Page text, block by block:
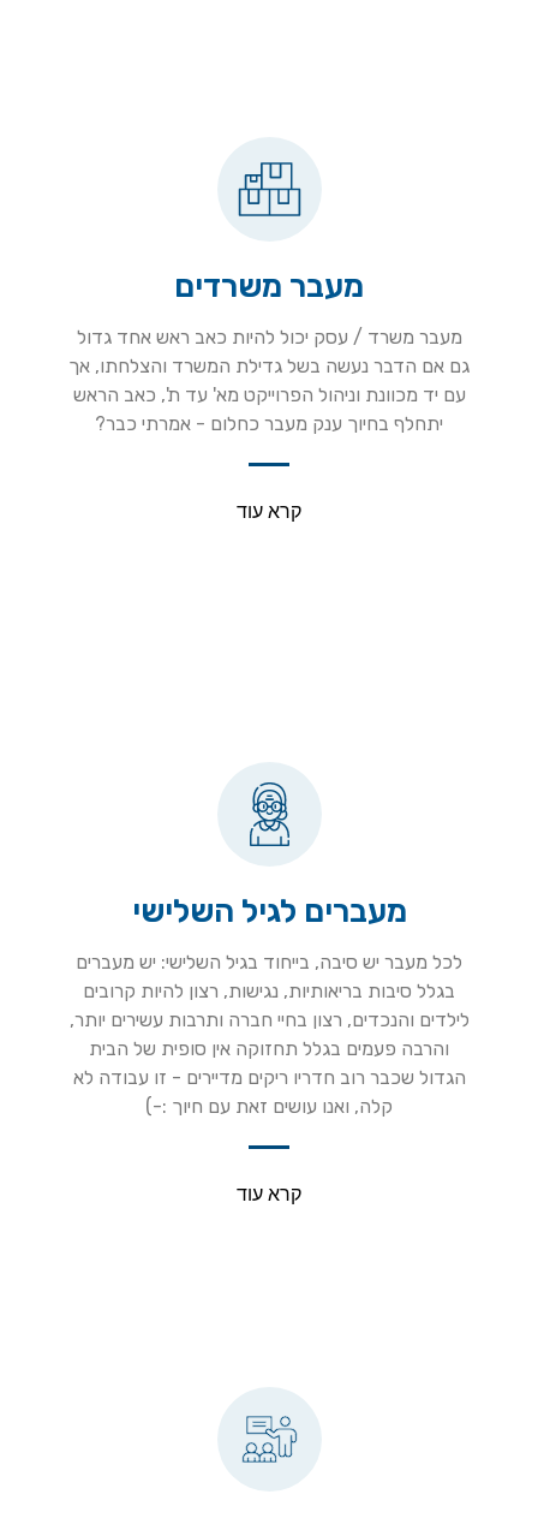
מעבר משרדים
מעבר משרד / עסק יכול להיות כאב ראש אחד גדול
גם אם הדבר נעשה בשל גדילת המשרד והצלחתו, אך
עם יד מכוונת וניהול הפרוייקט מא' עד ת', כאב הראש
יתחלף בחיוך ענק מעבר כחלום - אמרתי כבר?
קרא עוד
מעברים לגיל השלישי
לכל מעבר יש סיבה, בייחוד בגיל השלישי: יש מעברים
בגלל סיבות בריאותיות, נגישות, רצון להיות קרובים
לילדים והנכדים, רצון בחיי חברה ותרבות עשירים יותר,
והרבה פעמים בגלל תחזוקה אין סופית של הבית
הגדול שכבר רוב חדריו ריקים מדיירים - זו עבודה לא
קלה, ואנו עושים זאת עם חיוך :-)
קרא עוד